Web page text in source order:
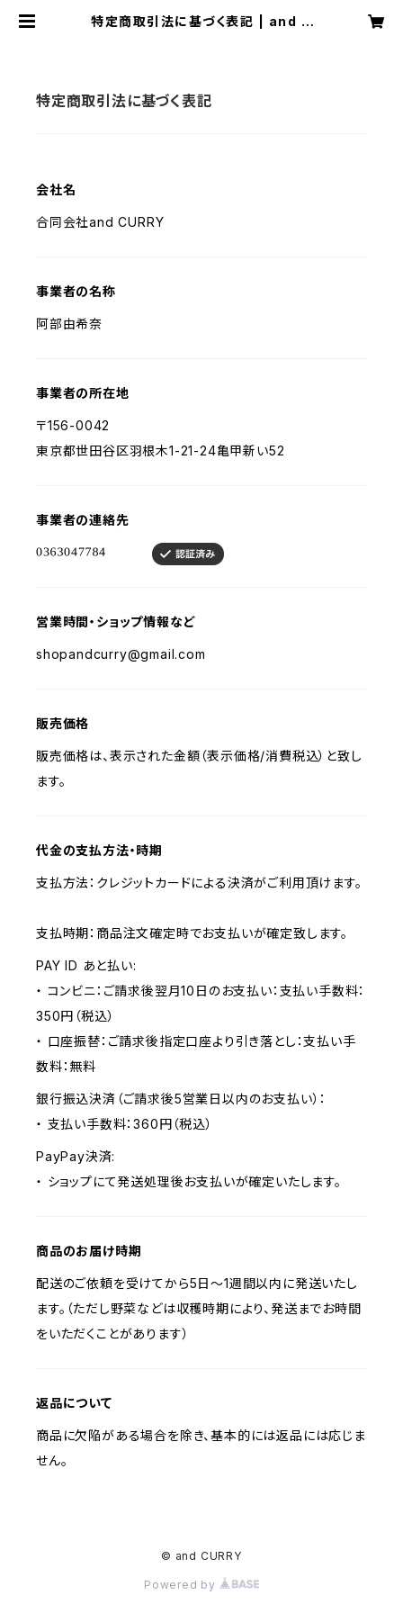
特定商取引法に基づく表記 | and C
特定商取引法に基づく表記
会社名
合同会社and CURRY
事業者の名称
阿部由希奈
事業者の所在地
〒156-0042
東京都世田谷区羽根木1-21-24亀甲新い52
事業者の連絡先
営業時間・ショップ情報など
shopandcurry@gmail.com
販売価格
販売価格は、表示された金額（表示価格/消費税込）と致し
ます。
代金の支払方法・時期
支払方法：クレジットカードによる決済がご利用頂けます。
支払時期：商品注文確定時でお支払いが確定致します。
PAY ID あと払い:
・ コンビニ：ご請求後翌月10日のお支払い：支払い手数料：
350円（税込）
・ 口座振替：ご請求後指定口座より引き落とし：支払い手
数料：無料
銀行振込決済（ご請求後5営業日以内のお支払い）：
・ 支払い手数料：360円（税込）
PayPay決済:
・ ショップにて発送処理後お支払いが確定いたします。
商品のお届け時期
配送のご依頼を受けてから5日〜1週間以内に発送いたし
ます。（ただし野菜などは収穫時期により、発送までお時間
をいただくことがあります）
返品について
商品に欠陥がある場合を除き、基本的には返品には応じま
せん。
© and CURRY
Powered by